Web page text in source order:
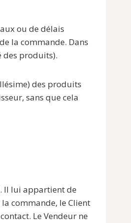
ou de délais
la commande. Dans
des produits).
des produits
sans que cela
Il lui appartient de
commande, le Client
Le Vendeur ne